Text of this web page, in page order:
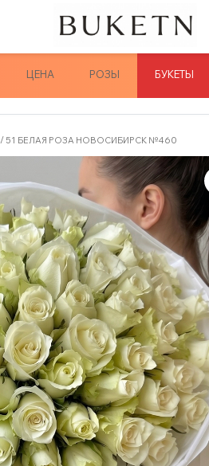
ЦЕНА РОЗЫ БУКЕТЫ
/ 51 БЕЛАЯ РОЗА НОВОСИБИРСК №460